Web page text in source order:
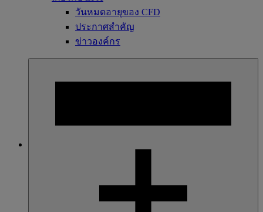
วันหมดอายุของ CFD
ประกาศสำคัญ
ข่าวองค์กร